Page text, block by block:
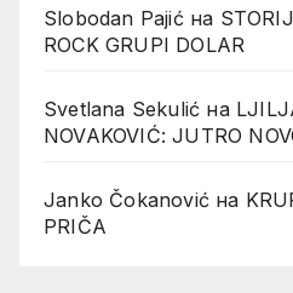
Slobodan Pajićна
ROCK GRUPI DOLAR
Svetlana Sekulić на
NOVAKOVIĆ: JUTRO
Janko Čokanović на
PRIČA